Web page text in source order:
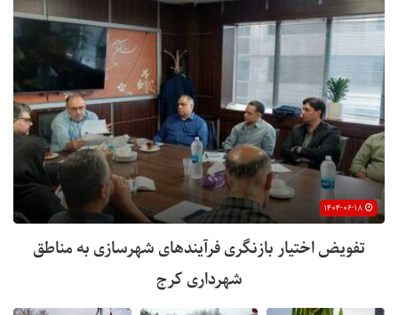
تفویض اختیار بازنگری فرآیندهای شهرسازی به مناطق
شهرداری کرج